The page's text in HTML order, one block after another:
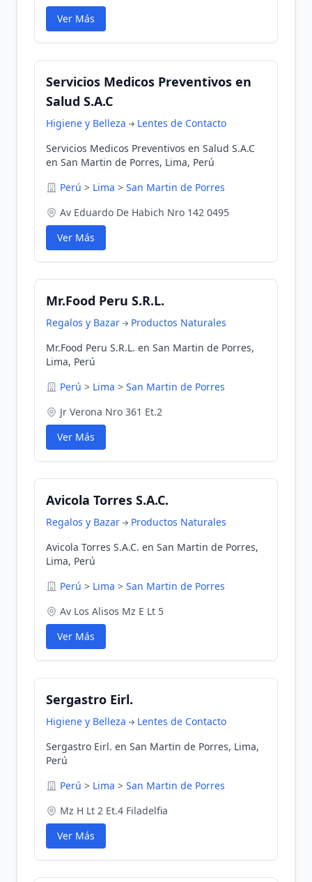
Ver Más
Servicios Medicos Preventivos en
Salud S.A.C
Higiene y Belleza
Lentes de Contacto
Servicios Medicos Preventivos en Salud S.A.C
en San Martin de Porres, Lima, Perú
Perú > Lima > San Martin de Porres
Av Eduardo De Habich Nro 142 0495
Ver Más
Mr.Food Peru S.R.L.
Regalos y Bazar
Productos Naturales
Mr.Food Peru S.R.L. en San Martin de Porres,
Lima, Perú
Perú > Lima > San Martin de Porres
Jr Verona Nro 361 Et.2
Ver Más
Avicola Torres S.A.C.
Regalos y Bazar
Productos Naturales
Avicola Torres S.A.C. en San Martin de Porres,
Lima, Perú
Perú > Lima > San Martin de Porres
Av Los Alisos Mz E Lt 5
Ver Más
Sergastro Eirl.
Higiene y Belleza
Lentes de Contacto
Sergastro Eirl. en San Martin de Porres, Lima,
Perú
Perú > Lima > San Martin de Porres
Mz H Lt 2 Et.4 Filadelfia
Ver Más